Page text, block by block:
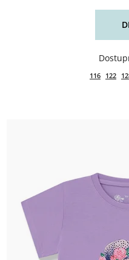
116 122